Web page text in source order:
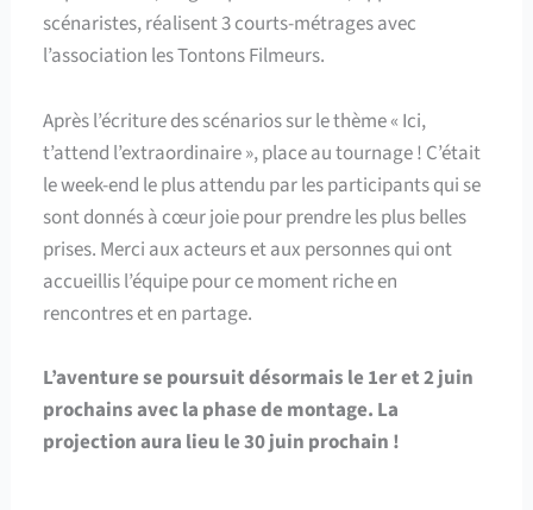
scénaristes, réalisent 3 courts-métrages avec
l’association les Tontons Filmeurs.
Après l’écriture des scénarios sur le thème « Ici,
t’attend l’extraordinaire », place au tournage ! C’était
le week-end le plus attendu par les participants qui se
sont donnés à cœur joie pour prendre les plus belles
prises. Merci aux acteurs et aux personnes qui ont
accueillis l’équipe pour ce moment riche en
rencontres et en partage.
L’aventure se poursuit désormais le 1er et 2 juin
prochains avec la phase de montage. La
projection aura lieu le 30 juin prochain !